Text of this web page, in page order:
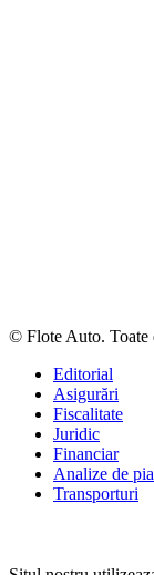
© Flote Auto. Toate
Editorial
Asigurări
Fiscalitate
Juridic
Financiar
Analize de
Transporturi